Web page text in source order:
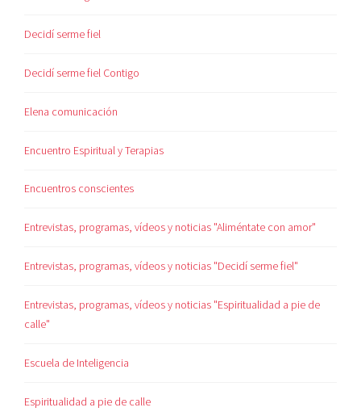
Decidí serme fiel
Decidí serme fiel Contigo
Elena comunicación
Encuentro Espiritual y Terapias
Encuentros conscientes
Entrevistas, programas, vídeos y noticias "Aliméntate con amor"
Entrevistas, programas, vídeos y noticias "Decidí serme fiel"
Entrevistas, programas, vídeos y noticias "Espiritualidad a pie de
calle"
Escuela de Inteligencia
Espiritualidad a pie de calle